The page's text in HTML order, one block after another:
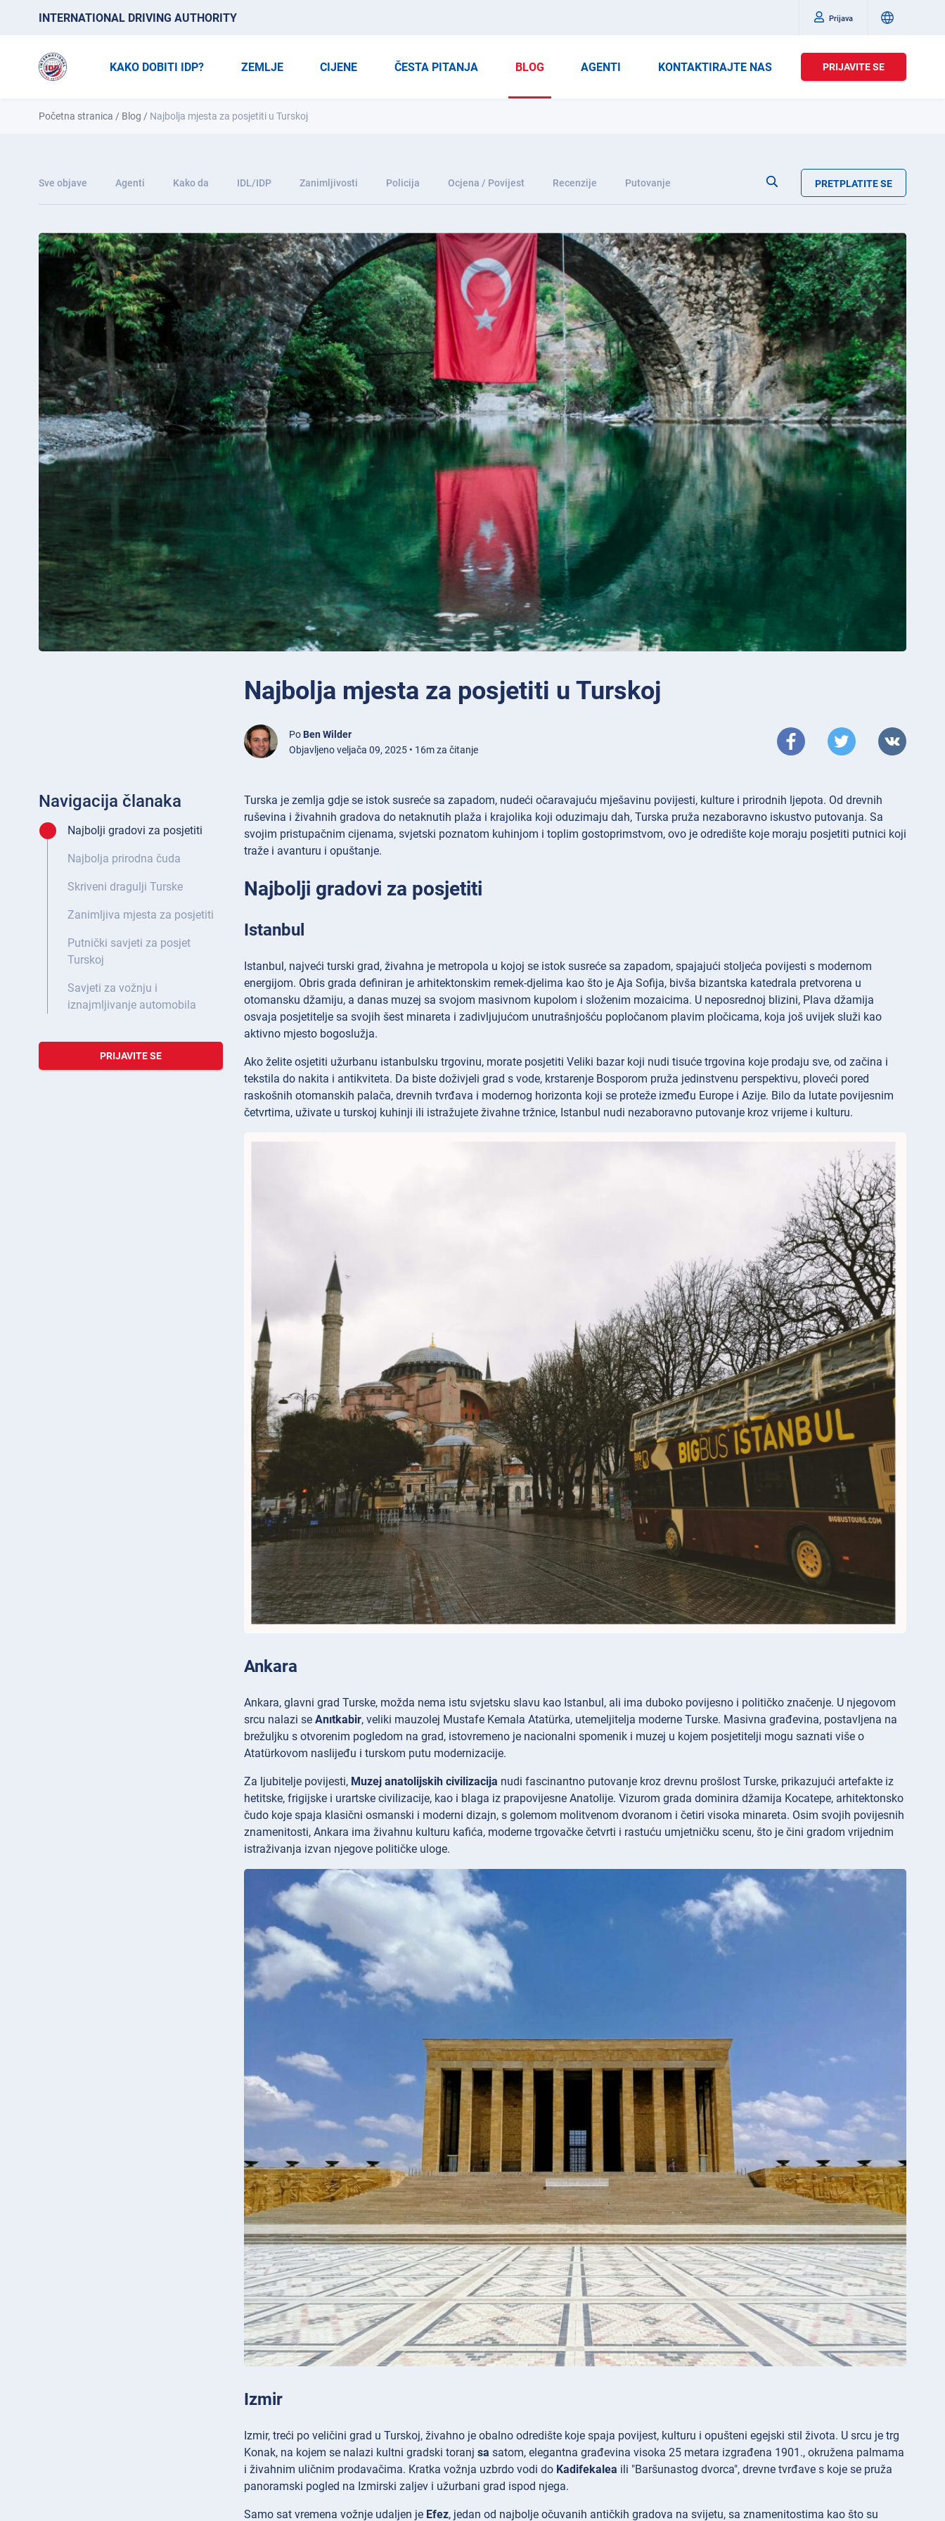
INTERNATIONAL DRIVING AUTHORITY Prijava
KAKO DOBITI IDP? ZEMLJE CIJENE ČESTA PITANJA BLOG AGENTI KONTAKTIRAJTE NAS PRIJAVITE SE
Početna stranica / Blog / Najbolja mjesta za posjetiti u Turskoj
Sve objave Agenti Kako da IDL/IDP Zanimljivosti Policija Ocjena / Povijest Recenzije Putovanje PRETPLATITE SE
Najbolja mjesta za posjetiti u Turskoj
Po Ben Wilder
Objavljeno veljača 09, 2025 • 16m za čitanje
Navigacija članaka
Najbolji gradovi za posjetiti
Najbolja prirodna čuda
Skriveni dragulji Turske
Zanimljiva mjesta za posjetiti
Putnički savjeti za posjet
Turskoj
Savjeti za vožnju i
iznajmljivanje automobila
PRIJAVITE SE
Turska je zemlja gdje se istok susreće sa zapadom, nudeći očaravajuću mješavinu povijesti, kulture i prirodnih ljepota. Od drevnih
ruševina i živahnih gradova do netaknutih plaža i krajolika koji oduzimaju dah, Turska pruža nezaboravno iskustvo putovanja. Sa
svojim pristupačnim cijenama, svjetski poznatom kuhinjom i toplim gostoprimstvom, ovo je odredište koje moraju posjetiti putnici koji
traže i avanturu i opuštanje.
Najbolji gradovi za posjetiti
Istanbul
Istanbul, najveći turski grad, živahna je metropola u kojoj se istok susreće sa zapadom, spajajući stoljeća povijesti s modernom
energijom. Obris grada definiran je arhitektonskim remek-djelima kao što je Aja Sofija, bivša bizantska katedrala pretvorena u
otomansku džamiju, a danas muzej sa svojom masivnom kupolom i složenim mozaicima. U neposrednoj blizini, Plava džamija
osvaja posjetitelje sa svojih šest minareta i zadivljujućom unutrašnjošću popločanom plavim pločicama, koja još uvijek služi kao
aktivno mjesto bogoslužja.
Ako želite osjetiti užurbanu istanbulsku trgovinu, morate posjetiti Veliki bazar koji nudi tisuće trgovina koje prodaju sve, od začina i
tekstila do nakita i antikviteta. Da biste doživjeli grad s vode, krstarenje Bosporom pruža jedinstvenu perspektivu, ploveći pored
raskošnih otomanskih palača, drevnih tvrđava i modernog horizonta koji se proteže između Europe i Azije. Bilo da lutate povijesnim
četvrtima, uživate u turskoj kuhinji ili istražujete živahne tržnice, Istanbul nudi nezaboravno putovanje kroz vrijeme i kulturu.
Ankara
Ankara, glavni grad Turske, možda nema istu svjetsku slavu kao Istanbul, ali ima duboko povijesno i političko značenje. U njegovom
srcu nalazi se Anıtkabir, veliki mauzolej Mustafe Kemala Atatürka, utemeljitelja moderne Turske. Masivna građevina, postavljena na
brežuljku s otvorenim pogledom na grad, istovremeno je nacionalni spomenik i muzej u kojem posjetitelji mogu saznati više o
Atatürkovom naslijeđu i turskom putu modernizacije.
Za ljubitelje povijesti, Muzej anatolijskih civilizacija nudi fascinantno putovanje kroz drevnu prošlost Turske, prikazujući artefakte iz
hetitske, frigijske i urartske civilizacije, kao i blaga iz prapovijesne Anatolije. Vizurom grada dominira džamija Kocatepe, arhitektonsko
čudo koje spaja klasični osmanski i moderni dizajn, s golemom molitvenom dvoranom i četiri visoka minareta. Osim svojih povijesnih
znamenitosti, Ankara ima živahnu kulturu kafića, moderne trgovačke četvrti i rastuću umjetničku scenu, što je čini gradom vrijednim
istraživanja izvan njegove političke uloge.
Izmir
Izmir, treći po veličini grad u Turskoj, živahno je obalno odredište koje spaja povijest, kulturu i opušteni egejski stil života. U srcu je trg
Konak, na kojem se nalazi kultni gradski toranj sa satom, elegantna građevina visoka 25 metara izgrađena 1901., okružena palmama
i živahnim uličnim prodavačima. Kratka vožnja uzbrdo vodi do Kadifekalea ili "Baršunastog dvorca", drevne tvrđave s koje se pruža
panoramski pogled na Izmirski zaljev i užurbani grad ispod njega.
Samo sat vremena vožnje udaljen je Efez, jedan od najbolje očuvanih antičkih gradova na svijetu, sa znamenitostima kao što su